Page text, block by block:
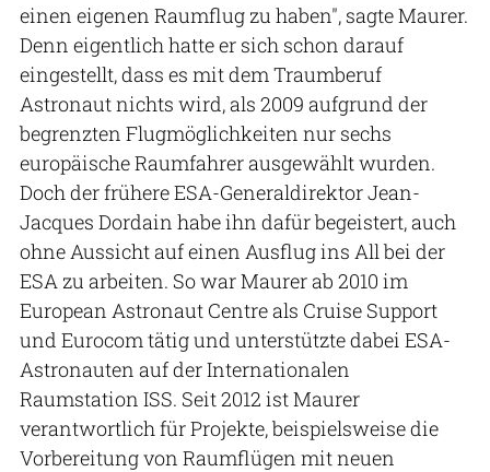
einen eigenen Raumflug zu haben", sagte Maurer.
Denn eigentlich hatte er sich schon darauf
eingestellt, dass es mit dem Traumberuf
Astronaut nichts wird, als 2009 aufgrund der
begrenzten Flugmöglichkeiten nur sechs
europäische Raumfahrer ausgewählt wurden.
Doch der frühere ESA-Generaldirektor Jean-
Jacques Dordain habe ihn dafür begeistert, auch
ohne Aussicht auf einen Ausflug ins All bei der
ESA zu arbeiten. So war Maurer ab 2010 im
European Astronaut Centre als Cruise Support
und Eurocom tätig und unterstützte dabei ESA-
Astronauten auf der Internationalen
Raumstation ISS. Seit 2012 ist Maurer
verantwortlich für Projekte, beispielsweise die
Vorbereitung von Raumflügen mit neuen